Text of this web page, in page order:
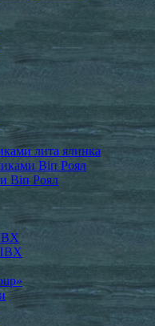
лита ялинка
Віп Роял
Віп Роял